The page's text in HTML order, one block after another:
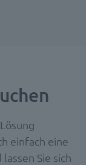
einfach eine
Sie sich